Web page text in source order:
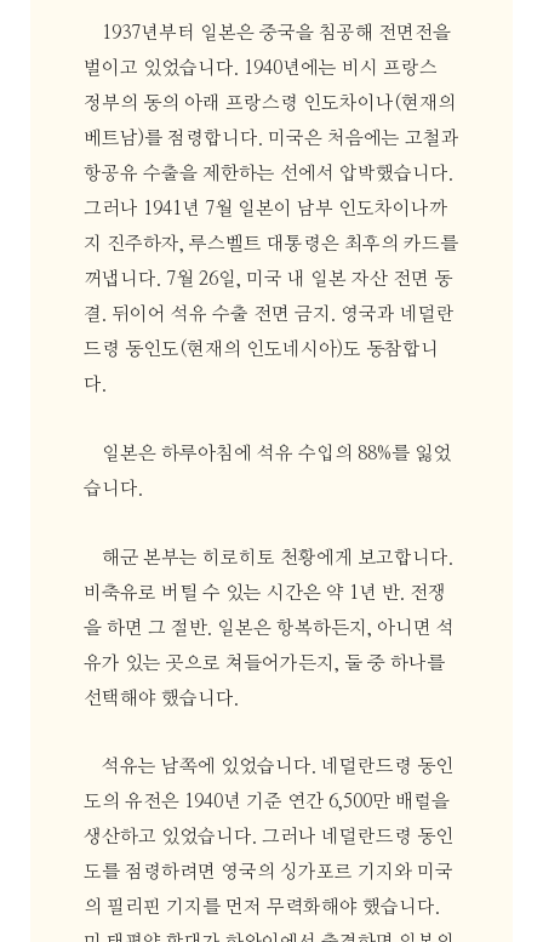
1937년부터 일본은 중국을 침공해 전면전을
벌이고 있었습니다. 1940년에는 비시 프랑스
정부의 동의 아래 프랑스령 인도차이나(현재의
베트남)를 점령합니다. 미국은 처음에는 고철과
항공유 수출을 제한하는 선에서 압박했습니다.
그러나 1941년 7월 일본이 남부 인도차이나까
지 진주하자, 루스벨트 대통령은 최후의 카드를
꺼냅니다. 7월 26일, 미국 내 일본 자산 전면 동
결. 뒤이어 석유 수출 전면 금지. 영국과 네덜란
드령 동인도(현재의 인도네시아)도 동참합니
다.
일본은 하루아침에 석유 수입의 88%를 잃었
습니다.
해군 본부는 히로히토 천황에게 보고합니다.
비축유로 버틸 수 있는 시간은 약 1년 반. 전쟁
을 하면 그 절반. 일본은 항복하든지, 아니면 석
유가 있는 곳으로 쳐들어가든지, 둘 중 하나를
선택해야 했습니다.
석유는 남쪽에 있었습니다. 네덜란드령 동인
도의 유전은 1940년 기준 연간 6,500만 배럴을
생산하고 있었습니다. 그러나 네덜란드령 동인
도를 점령하려면 영국의 싱가포르 기지와 미국
의 필리핀 기지를 먼저 무력화해야 했습니다.